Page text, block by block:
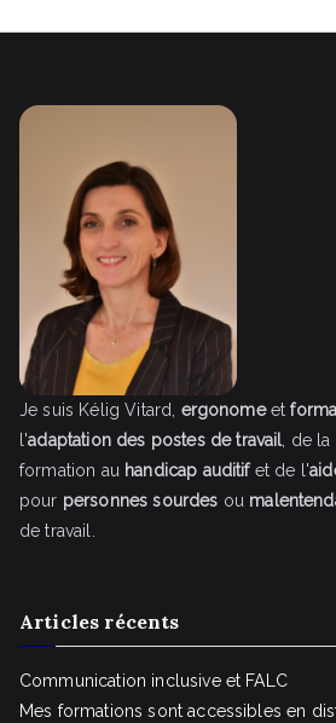
Je suis Kélig Vitard, ergonomeet
l'adaptation des postes de travail, de la
formation au handicap auditifet de l'
pour personnes sourdes ou
de travail.
Articles récents
Communication inclusive et FALC
Mes formations sont accessibles en